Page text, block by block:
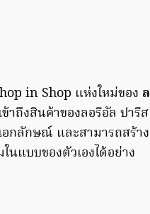
in Shop แห่งใหม่ของ ล
ถึงสินค้าของลอรีอัล ปารีส
กลักษณ์ และสามารถสร้าง
แบบของตัวเองได้อย่าง